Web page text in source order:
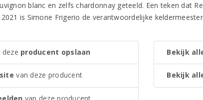
blanc en zelfs chardonnay geteeld. Een teken dat
2021 is Simone Frigerio de verantwoordelijke
producent opslaan
van deze producent
van deze producent
Bekijk
Bekijk